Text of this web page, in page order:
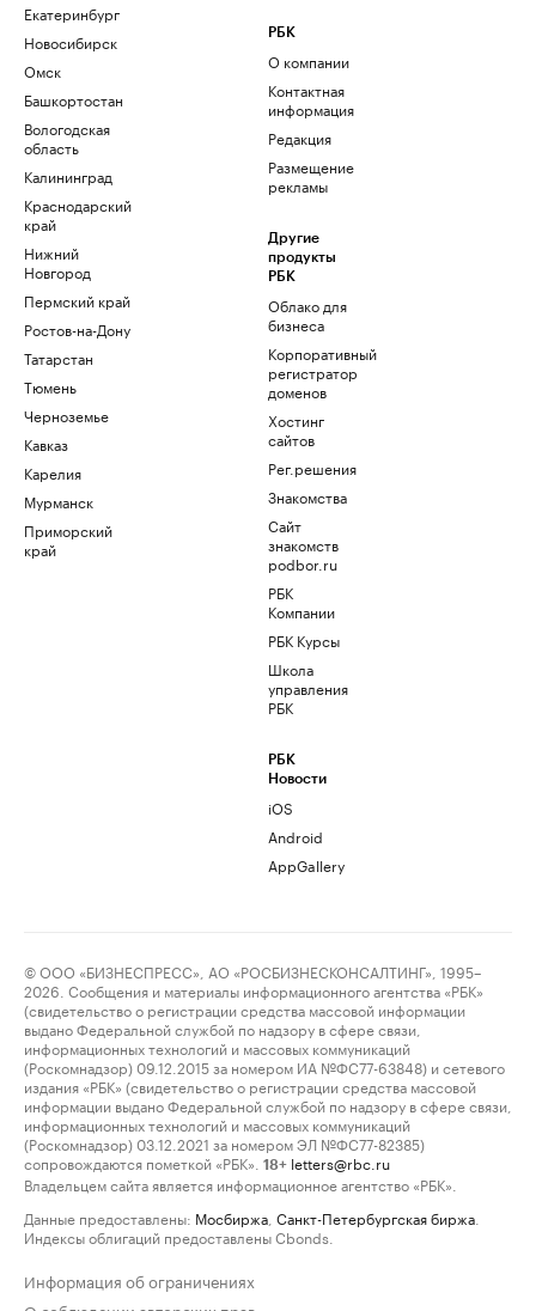
Екатеринбург
Новосибирск
Омск
Башкортостан
Вологодская
область
Калининград
Краснодарский
край
Нижний
Новгород
Пермский край
Ростов-на-Дону
Татарстан
Тюмень
Черноземье
Кавказ
Карелия
Мурманск
Приморский
край
РБК
О компании
Контактная
информация
Редакция
Размещение
рекламы
Другие
продукты
РБК
Облако для
бизнеса
Корпоративный
регистратор
доменов
Хостинг
сайтов
Рег.решения
Знакомства
Сайт
знакомств
podbor.ru
РБК
Компании
РБК Курсы
Школа
управления
РБК
РБК
Новости
iOS
Android
AppGallery
© ООО «БИЗНЕСПРЕСС», АО «РОСБИЗНЕСКОНСАЛТИНГ», 1995–
2026. Сообщения и материалы информационного агентства «РБК»
(свидетельство о регистрации средства массовой информации
выдано Федеральной службой по надзору в сфере связи,
информационных технологий и массовых коммуникаций
(Роскомнадзор) 09.12.2015 за номером ИА №ФС77-63848) и сетевого
издания «РБК» (свидетельство о регистрации средства массовой
информации выдано Федеральной службой по надзору в сфере связи,
информационных технологий и массовых коммуникаций
(Роскомнадзор) 03.12.2021 за номером ЭЛ №ФС77-82385)
сопровождаются пометкой «РБК».
18+ letters@rbc.ru
Владельцем сайта является информационное агентство «РБК».
Данные предоставлены: Мосбиржа Санкт-Петербургская биржа
Индексы облигаций предоставлены Cbonds.
Информация об ограничениях